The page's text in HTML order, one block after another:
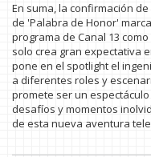
En suma, la confirmación
de 'Palabra de Honor'
programa de Canal 13
solo crea gran expectativa
pone en el spotlight el
a diferentes roles y
promete ser un
desafíos y momentos
de esta nueva aventura